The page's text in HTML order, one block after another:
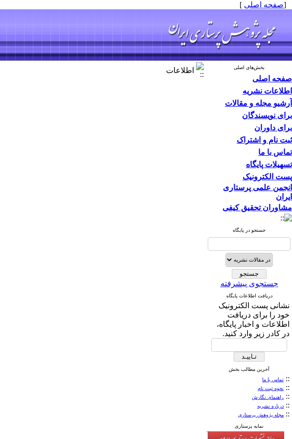
[صفحه اصلی ]
بخش‌های اصلی
صفحه اصلی
اطلاعات نشریه
آرشیو مجله و مقالات
برای نویسندگان
برای داوران
ثبت نام و اشتراک
تماس با ما
تسهیلات پایگاه
پست الکترونیک
انجمن علمی پرستاری
ایران
مشاوران تحقیق کیفی
جستجو در پایگاه
جستجوی پیشرفته
دریافت اطلاعات پایگاه
نشانی پست الکترونیک
خود را برای دریافت
اطلاعات و اخبار پایگاه،
در کادر زیر وارد کنید.
آخرین مطالب بخش
:: تماس با ما
:: نحوه ثبت نام
:: راهنمای نگارش
:: درباره نشریه
:: مجله پژوهش پرستاری
نمایه پرستاری
اطلاعات